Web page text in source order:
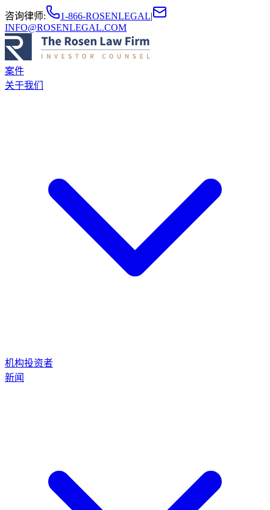
咨询律师: 1-866-ROSENLEGAL|
INFO@ROSENLEGAL.COM
案件
关于我们
机构投资者
新闻